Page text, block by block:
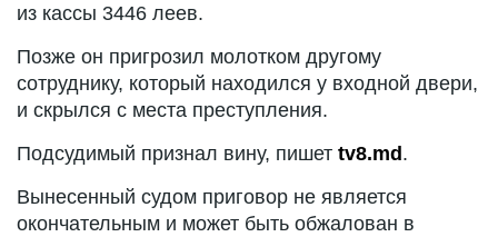
из кассы 3446 леев.
Позже он пригрозил молотком другому
сотруднику, который находился у входной двери,
и скрылся с места преступления.
Подсудимый признал вину, пишет tv8.md .
Вынесенный судом приговор не является
окончательным и может быть обжалован в